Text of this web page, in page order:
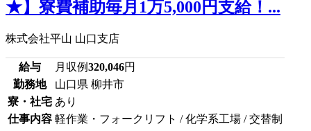
★】寮費補助毎月1万5,000円支給！...
株式会社平山 山口支店
給与 月収例320,046円
勤務地
山口県 柳井市
寮・社宅 あり
仕事内容 軽作業・フォークリフト / 化学系工場 / 交替制